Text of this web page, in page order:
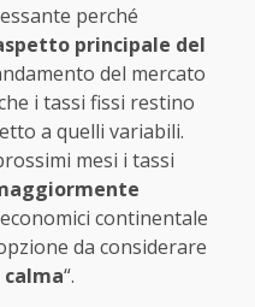
perché
principale del
del mercato
i tassi fissi restino
a quelli variabili.
mesi i tassi
continentale
da considerare
calma“.